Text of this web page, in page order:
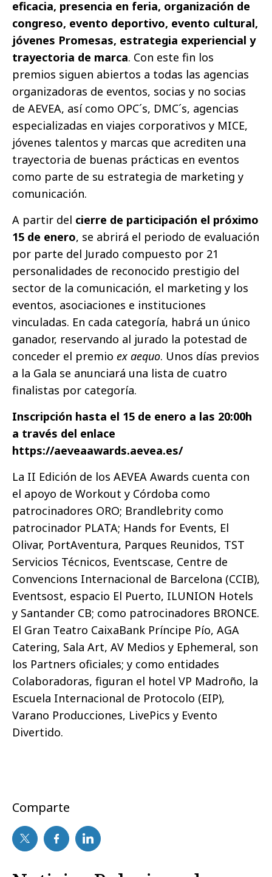
eficacia, presencia en feria, organización de
congreso, evento deportivo, evento cultural,
jóvenes Promesas, estrategia experiencial y
trayectoria de marca. Con este fin los
premios siguen abiertos a todas las agencias
organizadoras de eventos, socias y no socias
de AEVEA, así como OPC´s, DMC´s, agencias
especializadas en viajes corporativos y MICE,
jóvenes talentos y marcas que acrediten una
trayectoria de buenas prácticas en eventos
como parte de su estrategia de marketing y
comunicación.
A partir del cierre de participación el próximo
15 de enero, se abrirá el periodo de evaluación
por parte del Jurado compuesto por 21
personalidades de reconocido prestigio del
sector de la comunicación, el marketing y los
eventos, asociaciones e instituciones
vinculadas. En cada categoría, habrá un único
ganador, reservando al jurado la potestad de
conceder el premio ex aequo. Unos días previos
a la Gala se anunciará una lista de cuatro
finalistas por categoría.
Inscripción hasta el 15 de enero a las 20:00h
a través del enlace
https://aeveaawards.aevea.es/
La II Edición de los AEVEA Awards cuenta con
el apoyo de Workout y Córdoba como
patrocinadores ORO; Brandlebrity como
patrocinador PLATA; Hands for Events, El
Olivar, PortAventura, Parques Reunidos, TST
Servicios Técnicos, Eventscase, Centre de
Convencions Internacional de Barcelona (CCIB),
Eventsost, espacio El Puerto, ILUNION Hotels
y Santander CB; como patrocinadores BRONCE.
El Gran Teatro CaixaBank Príncipe Pío, AGA
Catering, Sala Art, AV Medios y Ephemeral, son
los Partners oficiales; y como entidades
Colaboradoras, figuran el hotel VP Madroño, la
Escuela Internacional de Protocolo (EIP),
Varano Producciones, LivePics y Evento
Divertido.
Comparte